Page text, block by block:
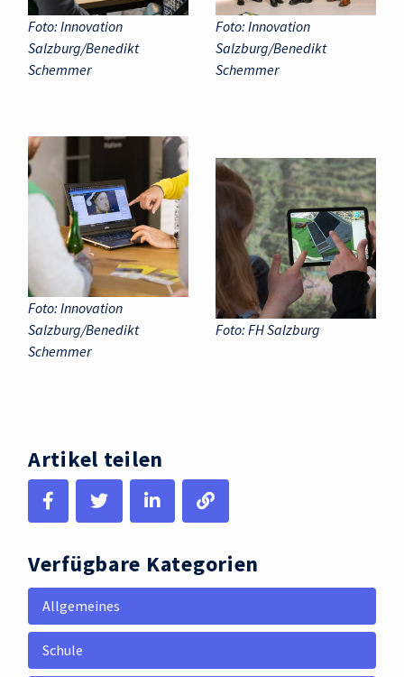
Foto: Innovation
Salzburg/Benedikt
Schemmer
Foto: Innovation
Salzburg/Benedikt
Schemmer
Foto: Innovation
Salzburg/Benedikt
Schemmer
Foto: FH Salzburg
Artikel teilen
Verfügbare Kategorien
Allgemeines
Schule